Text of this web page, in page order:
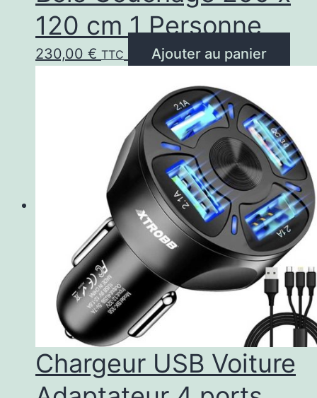
120 cm 1 Personne
230,00 € TTC Ajouter au panier
Chargeur USB Voiture